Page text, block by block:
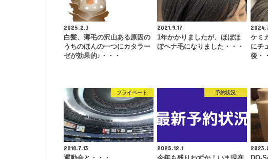
2025.2.3
白髪、薄毛の沢山ある原因の
うちのほんの一つにカタラー
ゼが効果的♪・・・
2021.9.17
1年かかりましたが、ほぼほ
ぼヘナ毛になりました・・・
ケミ
にチ
後・
プライベート
2018.7.13
予約状況
2025.12.1